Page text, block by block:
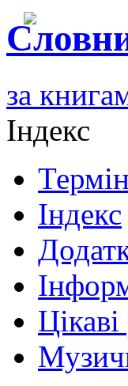
за
Індекс
Індекс